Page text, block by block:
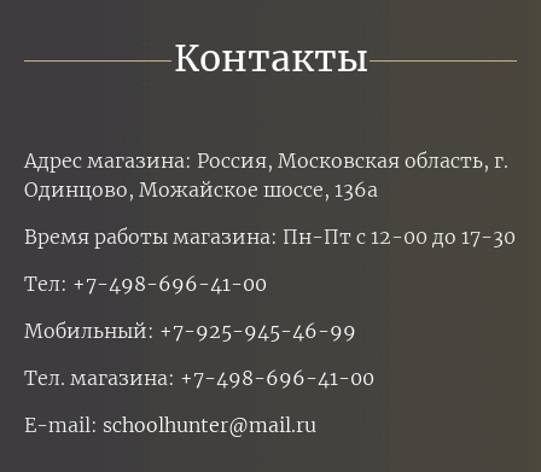
Контакты
Адрес магазина: Россия, Московская область, г.
Одинцово, Можайское шоссе, 136а
Время работы магазина: Пн-Пт с 12-00 до 17-30
Тел: +7-498-696-41-00
Мобильный: +7-925-945-46-99
Тел. магазина: +7-498-696-41-00
E-mail: schoolhunter@mail.ru